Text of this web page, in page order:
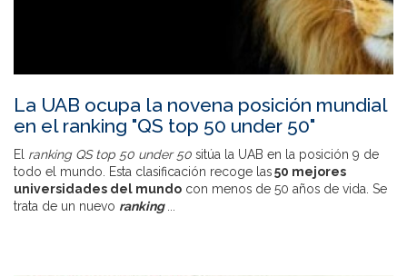
La UAB ocupa la novena posición mundial
en el ranking "QS top 50 under 50"
El ranking QS top 50 under 50 sitúa la UAB en la posición 9 de
todo el mundo. Esta clasificación recoge las50 mejores
universidades del mundo con menos de 50 años de vida. Se
trata de un nuevo ranking